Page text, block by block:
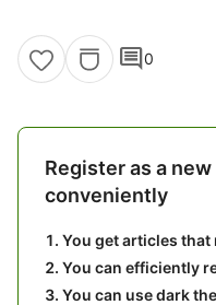
comment0
Register as a
conveniently
You get articles that
You can efficiently
You can use dark